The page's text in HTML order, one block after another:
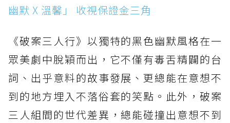
幽默 X 溫馨」 收視保證金三角
《破案三人行》以獨特的黑色幽默風格在一
眾美劇中脫穎而出，它不僅有毒舌精闢的台
詞、出乎意料的故事發展、更總能在意想不
到的地方埋入不落俗套的笑點。此外，破案
三人組間的世代差異，總能碰撞出意想不到